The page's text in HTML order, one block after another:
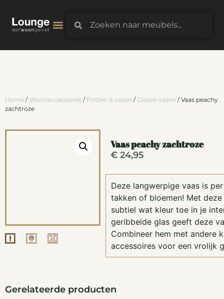
Home / Woonaccessoires / Potten & vazen /Glazen vazen / Vaas peachy
zachtroze
Vaas peachy zachtroze
€24,95
Deze langwerpige vaas is
takken of bloemen! Met
subtiel wat kleur toe in je
geribbelde glas geeft deze
Combineer hem met andere
accessoires voor een vrolijk
Gerelateerde producten